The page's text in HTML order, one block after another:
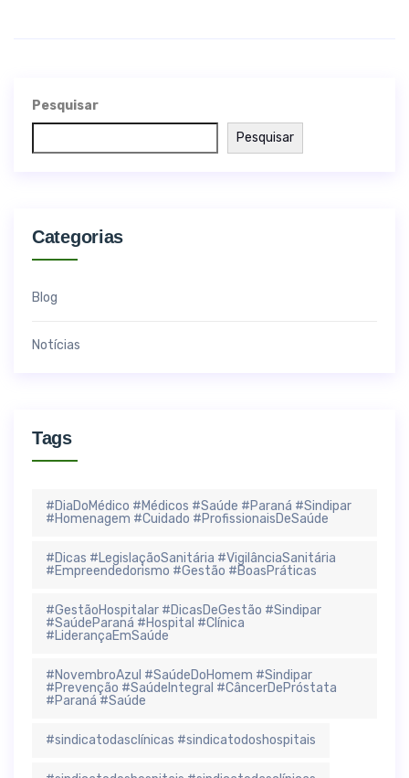
Pesquisar
Pesquisar
Categorias
Blog
Notícias
Tags
#DiaDoMédico #Médicos #Saúde #Paraná #Sindipar
#Homenagem #Cuidado #ProfissionaisDeSaúde
#Dicas #LegislaçãoSanitária #VigilânciaSanitária
#Empreendedorismo #Gestão #BoasPráticas
#GestãoHospitalar #DicasDeGestão #Sindipar
#SaúdeParaná #Hospital #Clínica
#LiderançaEmSaúde
#NovembroAzul #SaúdeDoHomem #Sindipar
#Prevenção #SaúdeIntegral #CâncerDePróstata
#Paraná #Saúde
#sindicatodasclínicas #sindicatodoshospitais